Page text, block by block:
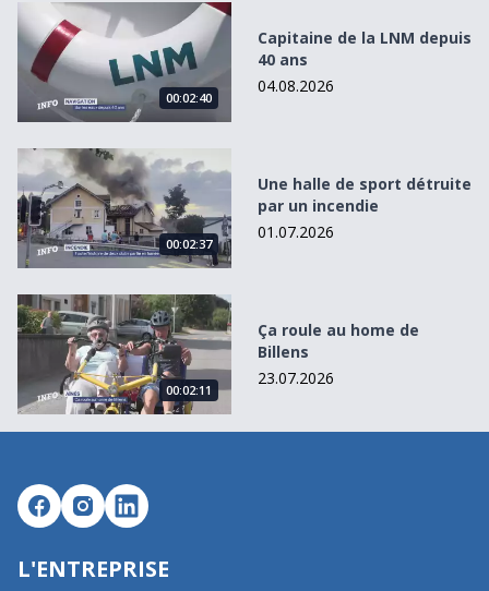
Capitaine de la LNM depuis 40 ans
00:02:40
Capitaine de la LNM depuis
40 ans
04.08.2026
Une halle de sport détruite par un incendie
00:02:37
Une halle de sport détruite
par un incendie
01.07.2026
Ça roule au home de Billens
00:02:11
Ça roule au home de
Billens
23.07.2026
L'ENTREPRISE